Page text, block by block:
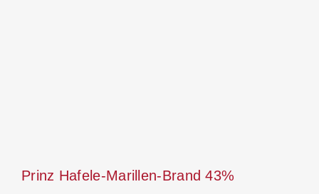
Prinz Hafele-Marillen-Brand 43%